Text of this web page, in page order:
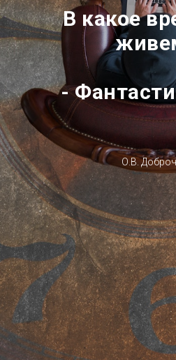
В какое
-
О.В.